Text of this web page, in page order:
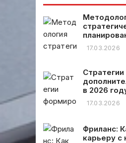
ответить его
названием.
Важно, чтобы
ответ был на
русском языке,
или других
символов,
только сам
заголовок.
17.03.2026
в 2026
17.03.2026
Фриланс:
карьеру с